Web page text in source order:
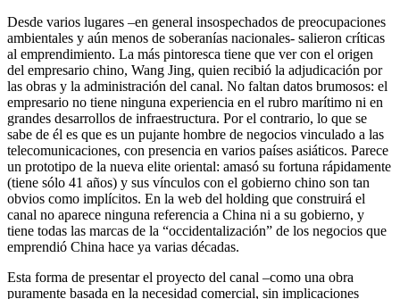
Desde varios lugares –en general insospechados de preocupaciones
ambientales y aún menos de soberanías nacionales- salieron críticas
al emprendimiento. La más pintoresca tiene que ver con el origen
del empresario chino, Wang Jing, quien recibió la adjudicación por
las obras y la administración del canal. No faltan datos brumosos: el
empresario no tiene ninguna experiencia en el rubro marítimo ni en
grandes desarrollos de infraestructura. Por el contrario, lo que se
sabe de él es que es un pujante hombre de negocios vinculado a las
telecomunicaciones, con presencia en varios países asiáticos. Parece
un prototipo de la nueva elite oriental: amasó su fortuna rápidamente
(tiene sólo 41 años) y sus vínculos con el gobierno chino son tan
obvios como implícitos. En la web del holding que construirá el
canal no aparece ninguna referencia a China ni a su gobierno, y
tiene todas las marcas de la “occidentalización” de los negocios que
emprendió China hace ya varias décadas.
Esta forma de presentar el proyecto del canal –como una obra
puramente basada en la necesidad comercial, sin implicaciones